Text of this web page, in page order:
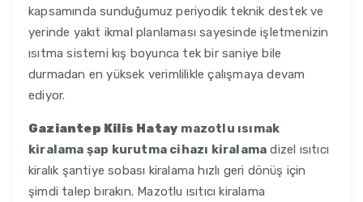
kapsamında sunduğumuz periyodik teknik destek ve
yerinde yakıt ikmal planlaması sayesinde işletmenizin
ısıtma sistemi kış boyunca tek bir saniye bile
durmadan en yüksek verimlilikle çalışmaya devam
ediyor.
Gaziantep Kilis Hatay mazotlu ısımak
kiralama şap kurutma cihazı kiralama dizel ısıtıcı
kiralık şantiye sobası kiralama hızlı geri dönüş için
şimdi talep bırakın. Mazotlu ısıtıcı kiralama